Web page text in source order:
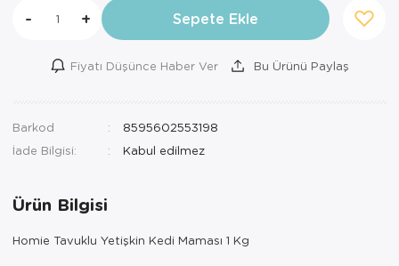
- + Sepete Ekle
Fiyatı Düşünce Haber Ver Bu Ürünü Paylaş
Barkod
8595602553198
İade Bilgisi:
Ürün Bilgisi
Homie Tavuklu Yetişkin Kedi Maması 1 Kg